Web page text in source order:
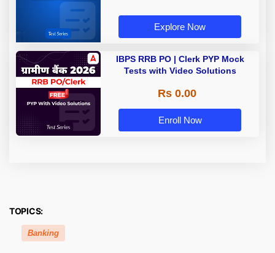
Explore Now
IBPS RRB PO | Clerk PYP Mock
Tests with Video Solutions
Rs 0.00
Enroll Now
TOPICS:
Banking